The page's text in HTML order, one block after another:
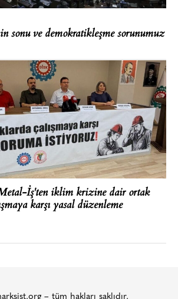
sonu ve demokratikleşme sorunumuz
İş'ten iklim krizine dair ortak
karşı yasal düzenleme
– tüm hakları saklıdır.